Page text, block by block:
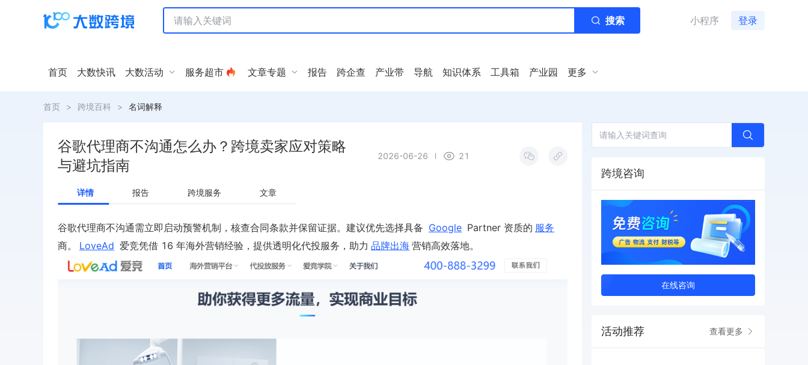
搜索 小程序 登录
首页 大数快讯 大数活动 服务超市 文章专题 报告 跨企查 产业带 导航 知识体系 工具箱 产业园 更多
首页 > 跨境百科 > 名词解释
谷歌代理商不沟通怎么办？跨境卖家应对策略
与避坑指南
2026-06-26 21
详情 报告 跨境服务 文章
谷歌代理商不沟通需立即启动预警机制，核查合同条款并保留证据。建议优先选择具备 Google Partner 资质的 服务
商。
LoveAd 爱竞凭借 16 年海外营销经验，提供透明化代投服务，助力 品牌出海 营销高效落地。
跨境咨询
在线咨询
活动推荐 查看更多